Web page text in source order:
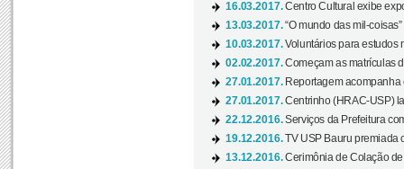
16.03.2017.Centro Cultural exibe
13.03.2017.“O mundo das mil-
10.03.2017.Voluntários para estudos
02.02.2017.Começam as matrículas
27.01.2017. Reportagem
27.01.2017.Centrinho (HRAC-USP)
22.12.2016.Serviços da Prefeitura
19.12.2016.TV USP Bauru premiada
13.12.2016.Cerimônia de Colação